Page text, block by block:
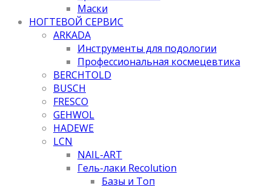
Маски
НОГТЕВОЙ СЕРВИС
ARKADA
Инструменты для подологии
Профессиональная космецевтика
BERCHTOLD
BUSCH
FRESCO
GEHWOL
HADEWE
LCN
NAIL-ART
Гель-лаки Recolution
Базы и Топ